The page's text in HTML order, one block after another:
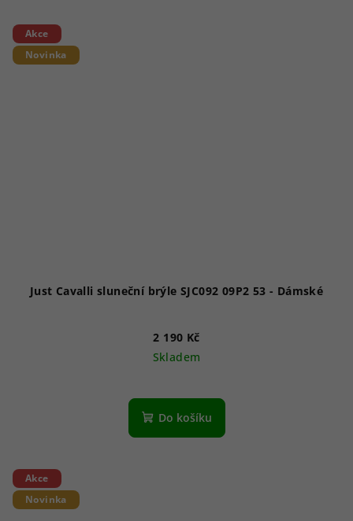
Akce
Novinka
Just Cavalli sluneční brýle SJC092 09P2 53 - Dámské
2 190 Kč
Skladem
Do košíku
Akce
Novinka